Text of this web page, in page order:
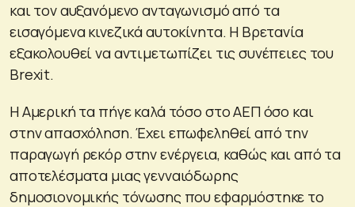
και τον αυξανόμενο ανταγωνισμό από τα
εισαγόμενα κινεζικά αυτοκίνητα. Η Βρετανία
εξακολουθεί να αντιμετωπίζει τις συνέπειες του
Brexit.
Η Αμερική τα πήγε καλά τόσο στο ΑΕΠ όσο και
στην απασχόληση. Έχει επωφεληθεί από την
παραγωγή ρεκόρ στην ενέργεια, καθώς και από τα
αποτελέσματα μιας γενναιόδωρης
δημοσιονομικής τόνωσης που εφαρμόστηκε το